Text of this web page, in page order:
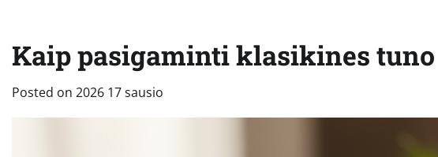
Kaip pasigaminti klasikines tuno
Posted on 2026 17 sausio